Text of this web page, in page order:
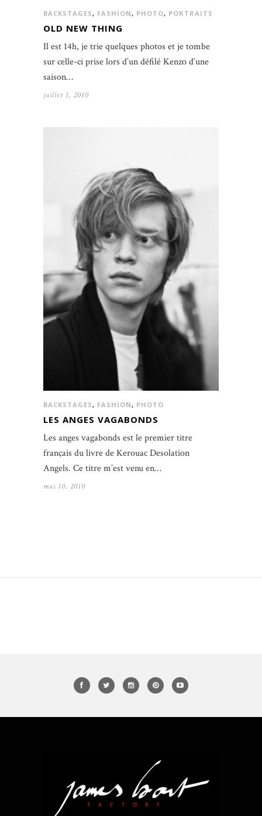
BACKSTAGES, FASHION, PHOTO, PORTRAITS
OLD NEW THING
Il est 14h, je trie quelques photos et je tombe
sur celle-ci prise lors d’un défilé Kenzo d’une
saison…
juillet 1, 2010
BACKSTAGES, FASHION, PHOTO
LES ANGES VAGABONDS
Les anges vagabonds est le premier titre
français du livre de Kerouac Desolation
Angels. Ce titre m’est venu en…
mai 10, 2010